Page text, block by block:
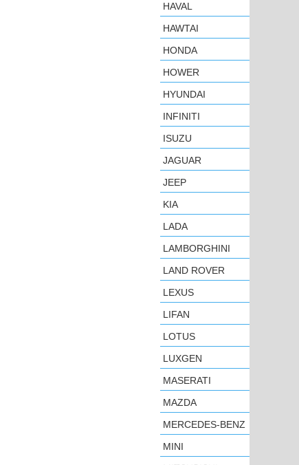
HAVAL
HAWTAI
HONDA
HOWER
HYUNDAI
INFINITI
ISUZU
JAGUAR
JEEP
KIA
LADA
LAMBORGHINI
LAND ROVER
LEXUS
LIFAN
LOTUS
LUXGEN
MASERATI
MAZDA
MERCEDES-BENZ
MINI